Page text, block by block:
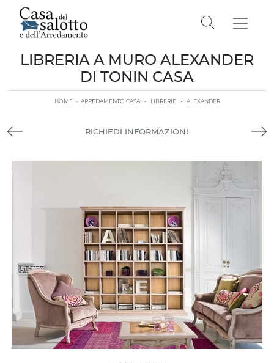
LIBRERIA A MURO ALEXANDER
DI TONIN CASA
HOME - ARREDAMENTO CASA - LIBRERIE - ALEXANDER
RICHIEDI INFORMAZIONI